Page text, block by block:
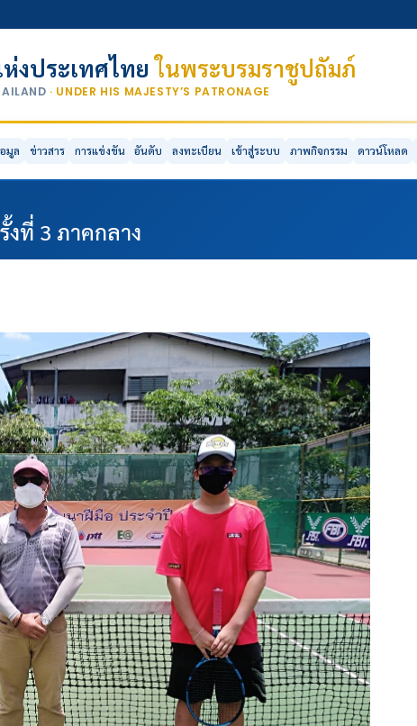
งประเทศไทยในพระบรมราชูปถัมภ์
· UNDER HIS MAJESTY’S PATRONAGE
มูล ข่าวสาร การแข่งขัน อันดับ ลงทะเบียน เข้าสู่ระบบ ภาพกิจกรรม ดาวน์โหลด
ที่ 3 ภาคกลาง